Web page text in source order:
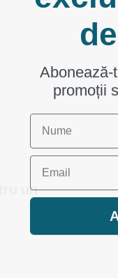
un
Abonează-
promoții
First Name
Email